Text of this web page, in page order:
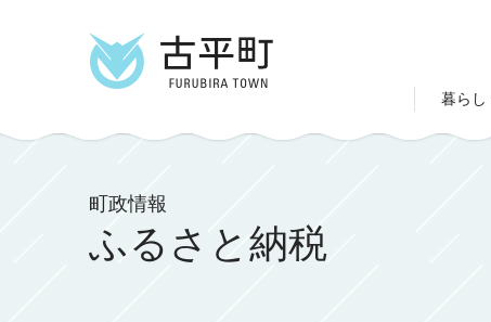
暮らし
町政情報
ふるさと納税